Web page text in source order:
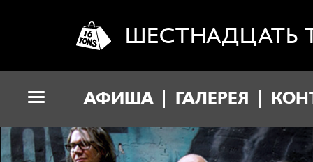
ШЕСТНАДЦАТЬ
АФИША ГАЛЕРЕЯ